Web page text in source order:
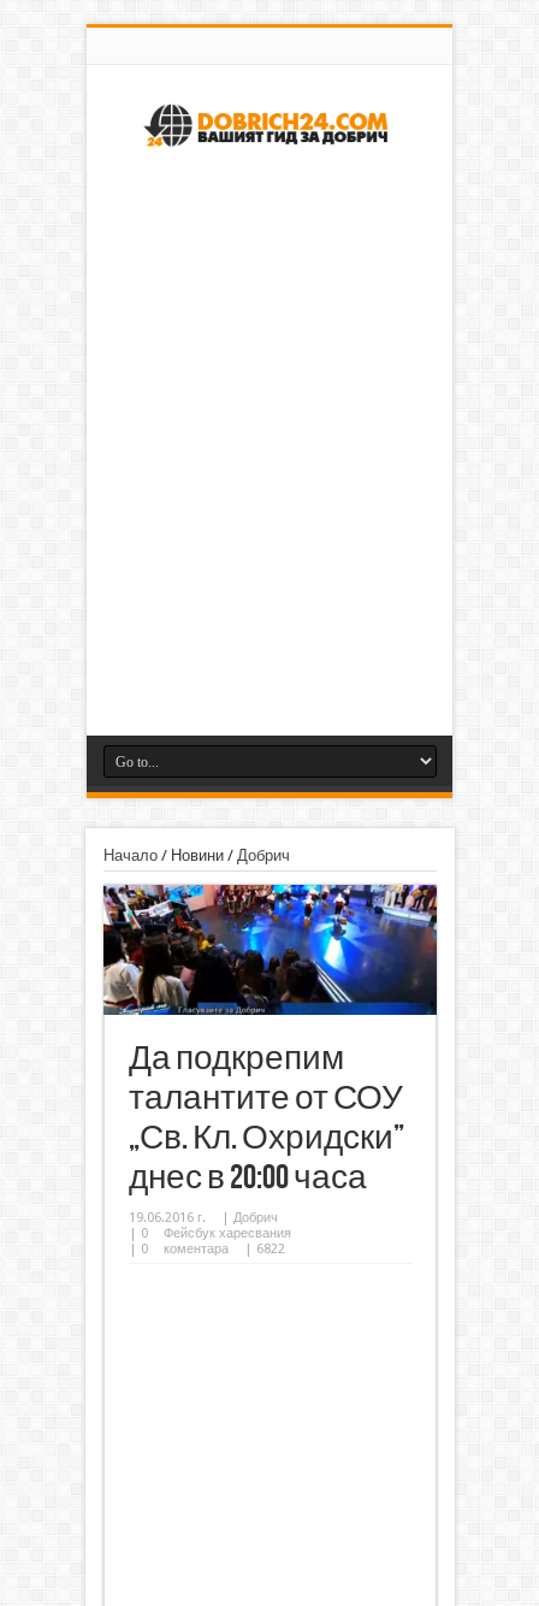
Начало/ Новини/ Добрич
Да подкрепим
талантите от СОУ
„Св. Кл. Охридски”
днес в 20:00 часа
19.06.2016 г.
Добрич
0
Фейсбук харесвания
0 коментара | 6822